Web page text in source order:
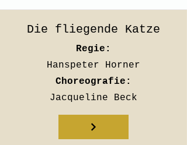
Die fliegende Katze
Regie:
Hanspeter Horner
Choreografie:
Jacqueline Beck